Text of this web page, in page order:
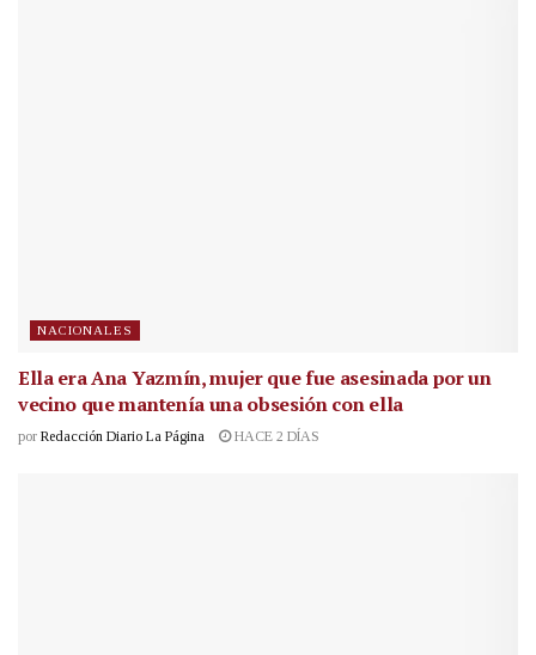
NACIONALES
Ella era Ana Yazmín, mujer que fue asesinada por un
vecino que mantenía una obsesión con ella
por Redacción Diario La Página HACE 2 DÍAS